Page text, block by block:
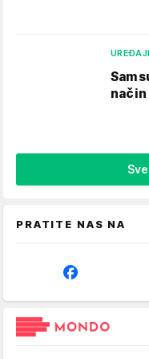
UREĐAJI
PRATITE NAS NA